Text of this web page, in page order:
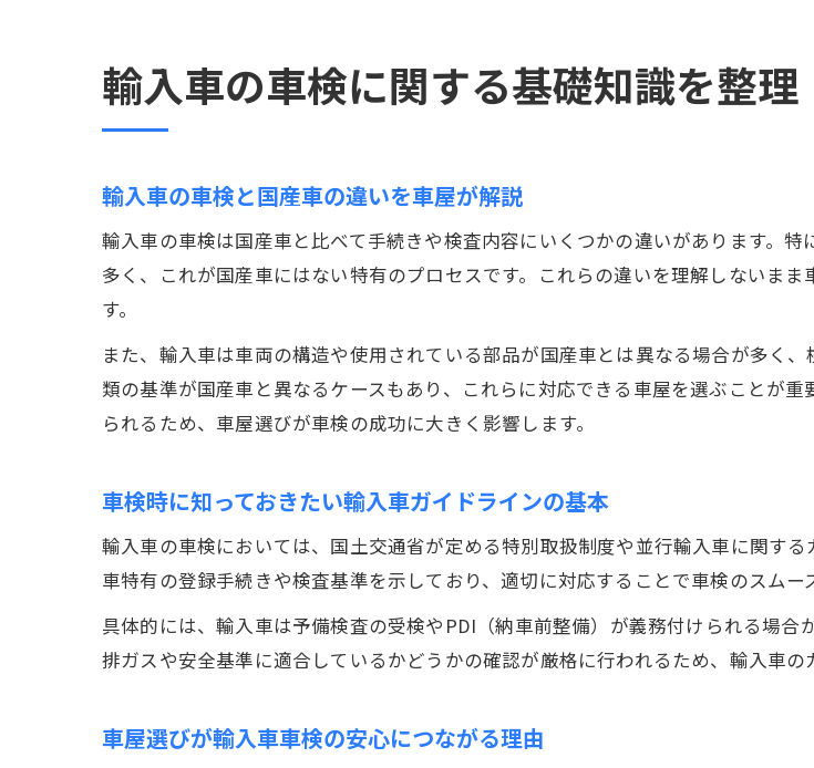
並行輸入車の登録や届出書の重要
並行輸入車の登録手続きと車
並行輸入車の新規登録で失
並行輸入車にも強い車屋を見
輸入車専用診断機と車屋選び
車屋と輸入車車検費用の明細
輸入車の12ヶ月点検とPDIの
車検と12ヶ月点検の違いを輸
輸入車の車検に関する基礎知識を整理
輸入車の車検と国産車の違いを車屋が解説
輸入車の車検は国産車と比べて手続きや検査内容にいくつかの違いがあります。
多く、これが国産車にはない特有のプロセスです。これらの違いを理解しないま
す。
また、輸入車は車両の構造や使用されている部品が国産車とは異なる場合が多く
類の基準が国産車と異なるケースもあり、これらに対応できる車屋を選ぶことが
られるため、車屋選びが車検の成功に大きく影響します。
車検時に知っておきたい輸入車ガイドラインの基本
輸入車の車検においては、国土交通省が定める特別取扱制度や並行輸入車に関す
車特有の登録手続きや検査基準を示しており、適切に対応することで車検のスムー
具体的には、輸入車は予備検査の受検やPDI（納車前整備）が義務付けられる場合
排ガスや安全基準に適合しているかどうかの確認が厳格に行われるため、輸入車
車屋選びが輸入車車検の安心につながる理由